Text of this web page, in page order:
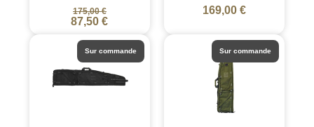
175,00 €
87,50 €
169,00 €
Sur commande Sur commande